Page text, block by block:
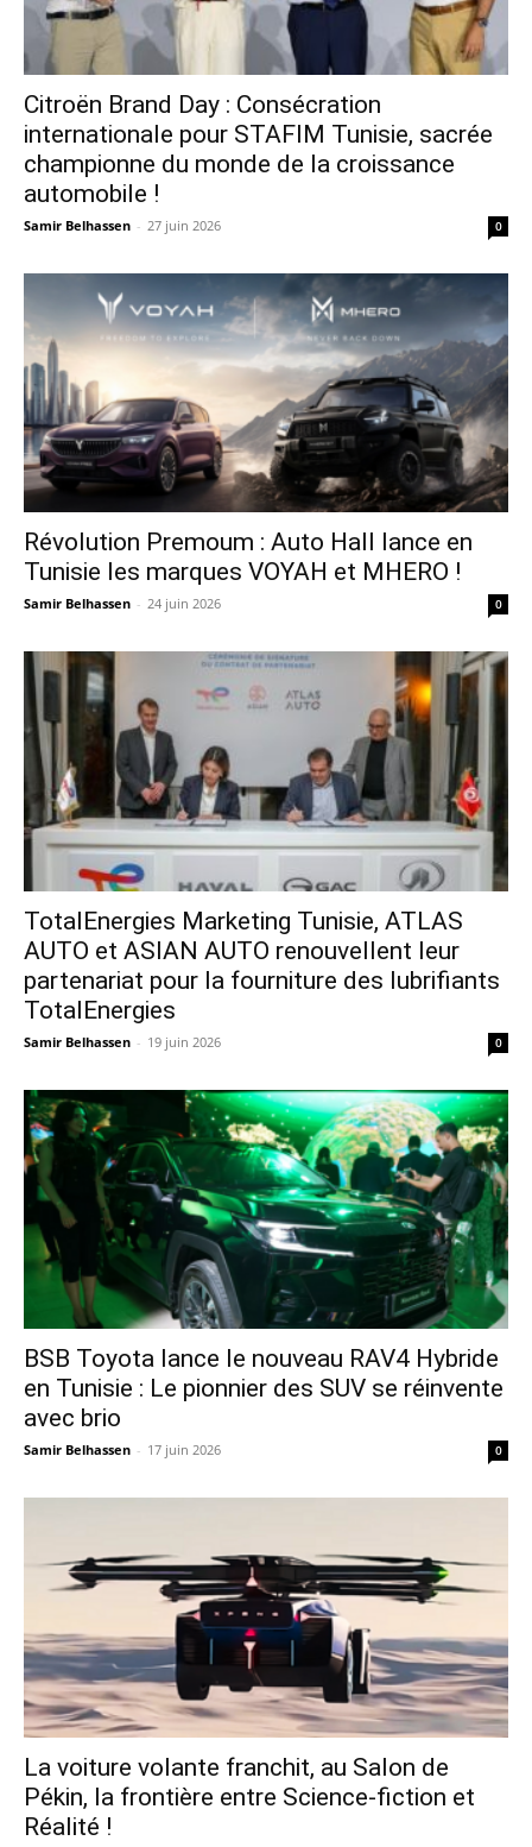
Citroën Brand Day : Consécration
internationale pour STAFIM Tunisie, sacrée
championne du monde de la croissance
automobile !
Samir Belhassen - 27 juin 2026 0
Révolution Premoum : Auto Hall lance en
Tunisie les marques VOYAH et MHERO !
Samir Belhassen - 24 juin 2026 0
TotalEnergies Marketing Tunisie, ATLAS
AUTO et ASIAN AUTO renouvellent leur
partenariat pour la fourniture des lubrifiants
TotalEnergies
Samir Belhassen - 19 juin 2026 0
​BSB Toyota lance le nouveau RAV4 Hybride
en Tunisie : Le pionnier des SUV se réinvente
avec brio
Samir Belhassen - 17 juin 2026 0
La voiture volante franchit, au Salon de
Pékin, la frontière entre Science-fiction et
Réalité !